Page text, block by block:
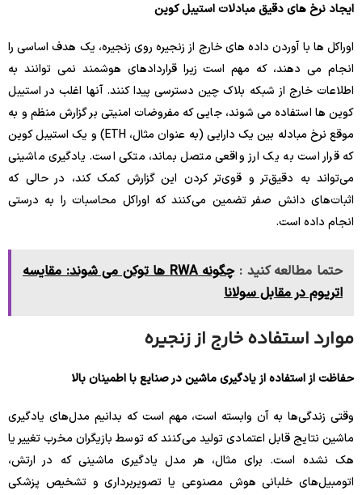
ایجاد نرخ های دقیق مبادلات استیبل کوین
اوراکل ها با آوردن داده های خارج از زنجیره روی زنجیره، یک هدف اساسی را
انجام می دهند، که مهم است زیرا قراردادهای هوشمند نمی توانند به
اطلاعات خارج از شبکه بلاک چین دسترسی پیدا کنند. آنها اغلب در استیبل
کوین ها استفاده می شوند، جایی که مفروضات امنیتی بر گزارش منظم و به
موقع نرخ مبادله بین یک دارایی (به عنوان مثال، ETH) و یک استیبل کوین
که قرار است به یک ارز واقعی متصل بماند، متکی است. یادگیری ماشینی
می‌تواند به دقیق‌تر و قوی‌تر کردن این گزارش کمک کند، در حالی که
اثبات‌های دانش صفر تضمین می‌کنند که اوراکل محاسبات را به درستی
انجام داده است.
حتما مطالعه کنید :
چگونه RWA ها توکن می شوند: مقایسه
اتریوم در مقابل سولانا
موارد استفاده خارج از زنجیره
حفاظت از استفاده از یادگیری ماشین در صنایع با اطمینان بالا
وقتی زندگی‌ها به آن وابسته است، مهم است که بدانیم مدل‌های یادگیری
ماشین نتایج قابل اعتمادی تولید می‌کنند که توسط بازیگران مخرب تغییر یا
هک نشده است. برای مثال، هر مدل یادگیری ماشینی که در ارتش،
اتومبیل‌های خلبانی هوش مصنوعی یا تصویربرداری و تشخیص پزشکی